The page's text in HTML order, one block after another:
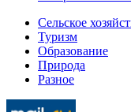
Сельское
Туризм
Образование
Природа
Разное